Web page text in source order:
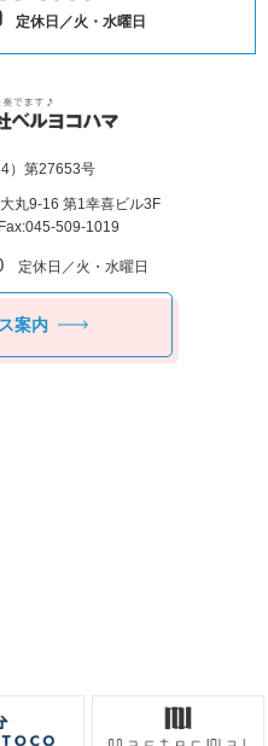
定休日／火・水曜日
）第27653号
丸9-16 第1幸喜ビル3F
509-1019
定休日／火・水曜日
案内